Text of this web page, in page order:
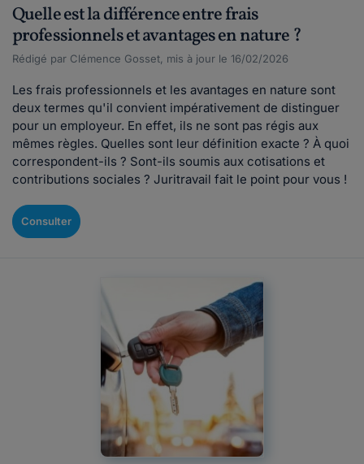
Quelle est la différence entre frais
professionnels et avantages en nature ?
Rédigé par Clémence Gosset, mis à jour le 16/02/2026
Les frais professionnels et les avantages en nature sont
deux termes qu'il convient impérativement de distinguer
pour un employeur. En effet, ils ne sont pas régis aux
mêmes règles. Quelles sont leur définition exacte ? À quoi
correspondent-ils ? Sont-ils soumis aux cotisations et
contributions sociales ? Juritravail fait le point pour vous !
Consulter